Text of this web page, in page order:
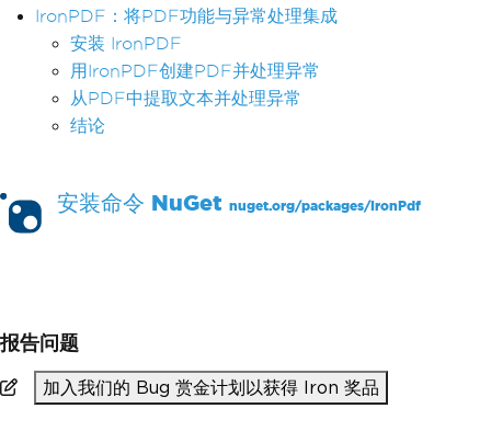
IronPDF：将PDF功能与异常处理集成
安装 IronPDF
用IronPDF创建PDF并处理异常
从PDF中提取文本并处理异常
结论
安装命令 NuGet nuget.org/packages/IronPdf
报告问题
加入我们的 Bug 赏金计划以获得 Iron 奖品